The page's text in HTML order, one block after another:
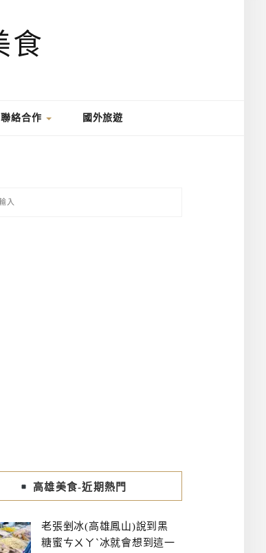
聯絡合作 國外旅遊
高雄美食-近期熱門
老張剉冰(高雄鳳山)說到黑
糖蜜ㄘㄨㄚˋ冰就會想到這一